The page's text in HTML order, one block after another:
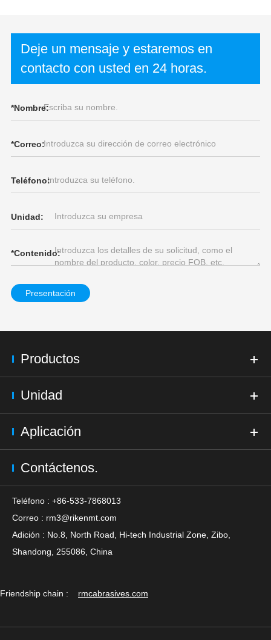
Deje un mensaje y estaremos en
contacto con usted en 24 horas.
*Nombre:
*Correo:
Teléfono:
Unidad:
*Contenido:
Presentación
Productos
Unidad
Aplicación
Contáctenos.
Teléfono : +86-533-7868013
Correo : rm3@rikenmt.com
Adición : No.8, North Road, Hi-tech Industrial Zone, Zibo,
Shandong, 255086, China
Friendship chain : rmcabrasives.com